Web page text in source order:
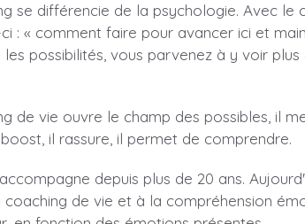
se différencie de la psychologie. Avec le
: « comment faire pour avancer ici et
les possibilités, vous parvenez à y voir
de vie ouvre le champ des possibles, il
il rassure, il permet de comprendre.
depuis plus de 20 ans.
de vie et à la compréhension